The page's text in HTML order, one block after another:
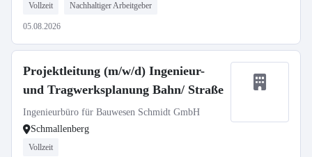
Vollzeit Nachhaltiger Arbeitgeber
05.08.2026
Projektleitung (m/w/d) Ingenieur-
und Tragwerksplanung Bahn/ Straße
Ingenieurbüro für Bauwesen Schmidt GmbH
Schmallenberg
Vollzeit